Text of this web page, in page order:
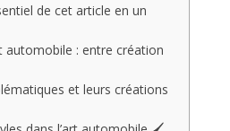
de cet article en un
automobile : entre création
et leurs créations